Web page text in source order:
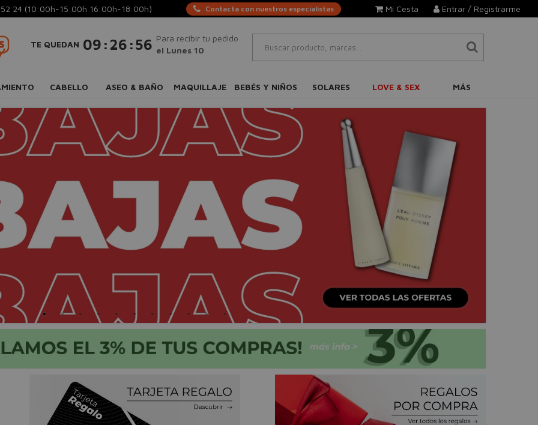
24 (10:00h-15:00h 16:00h-18:00h) Contacta con nuestros especialistas Entrar / Registrarme
Mi Cesta
TE QUEDAN 09 : 26 :56 Para recibir tu pedido
el Lunes 10
CABELLO ASEO & BAÑO MAQUILLAJE BEBÉS Y NIÑOS SOLARES LOVE & SEX MÁS